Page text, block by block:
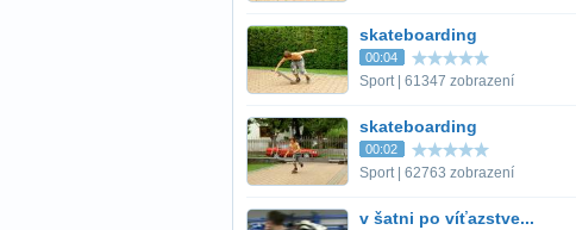
skateboarding
00:04
Sport | 61347 zobrazení
skateboarding
00:02
Sport | 62763 zobrazení
v šatni po víťazstve...